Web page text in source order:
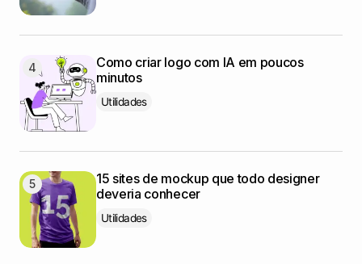
Como criar logo com IA em poucos
minutos
Utilidades
15 sites de mockup que todo designer
deveria conhecer
Utilidades